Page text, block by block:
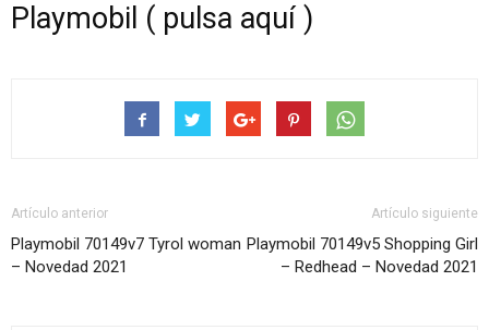
Playmobil ( pulsa aquí )
Artículo anterior
Playmobil 70149v7 Tyrol woman
– Novedad 2021
Artículo siguiente
Playmobil 70149v5 Shopping Girl
– Redhead – Novedad 2021